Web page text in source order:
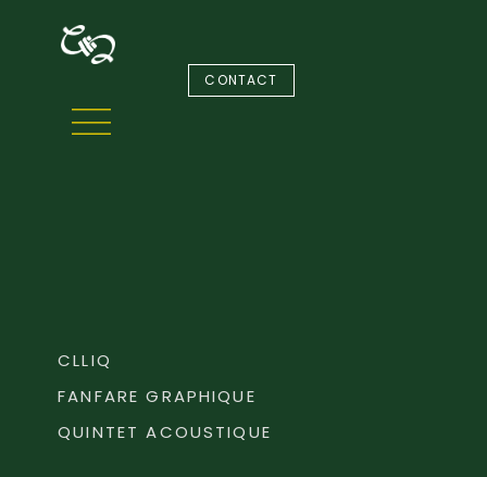
CONTACT
CLLIQ
FANFARE GRAPHIQUE
QUINTET ACOUSTIQUE